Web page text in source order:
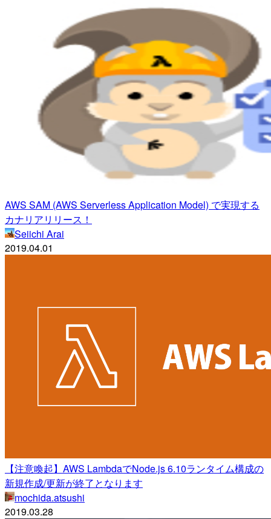
AWS SAM (AWS Serverless Application Model) で実現する
カナリアリリース！
Seiichi Arai
2019.04.01
【注意喚起】AWS LambdaでNode.js 6.10ランタイム構成の
新規作成/更新が終了となります
mochida.atsushi
2019.03.28